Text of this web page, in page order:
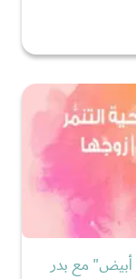
أبيض" مع بدر